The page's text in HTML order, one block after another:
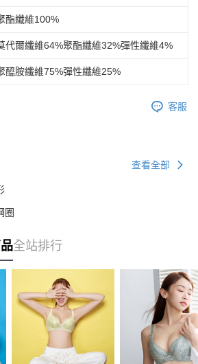
酯纖維100%
代爾纖維64%聚酯纖維32%彈性纖維4%
醯胺纖維75%彈性纖維25%
客服
查看全部
圈
全站排行